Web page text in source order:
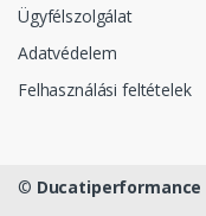
Ügyfélszolgálat
Adatvédelem
Felhasználási feltételek
© Ducatiperformance